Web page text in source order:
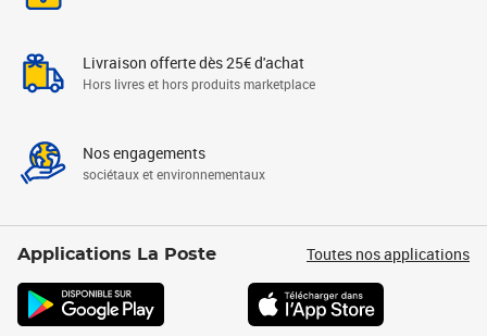
Livraison offerte dès 25€ d'achat
Hors livres et hors produits marketplace
Nos engagements
sociétaux et environnementaux
Applications La Poste Toutes nos applications